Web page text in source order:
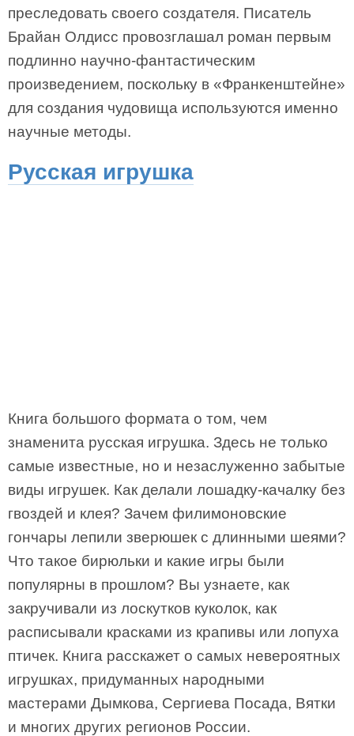
преследовать своего создателя. Писатель
Брайан Олдисс провозглашал роман первым
подлинно научно-фантастическим
произведением, поскольку в «Франкенштейне»
для создания чудовища используются именно
научные методы.
Русская игрушка
Книга большого формата о том, чем
знаменита русская игрушка. Здесь не только
самые известные, но и незаслуженно забытые
виды игрушек. Как делали лошадку-качалку без
гвоздей и клея? Зачем филимоновские
гончары лепили зверюшек с длинными шеями?
Что такое бирюльки и какие игры были
популярны в прошлом? Вы узнаете, как
закручивали из лоскутков куколок, как
расписывали красками из крапивы или лопуха
птичек. Книга расскажет о самых невероятных
игрушках, придуманных народными
мастерами Дымкова, Сергиева Посада, Вятки
и многих других регионов России.